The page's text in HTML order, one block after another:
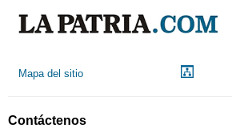
Mapa del sitio
Contáctenos